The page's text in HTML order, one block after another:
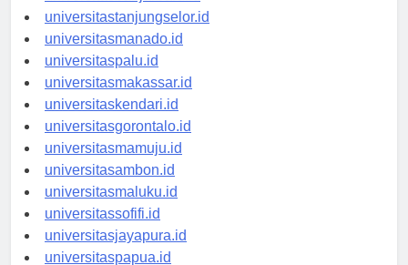
universitasbanjarbaru.id
universitastanjungselor.id
universitasmanado.id
universitaspalu.id
universitasmakassar.id
universitaskendari.id
universitasgorontalo.id
universitasmamuju.id
universitasambon.id
universitasmaluku.id
universitassofifi.id
universitasjayapura.id